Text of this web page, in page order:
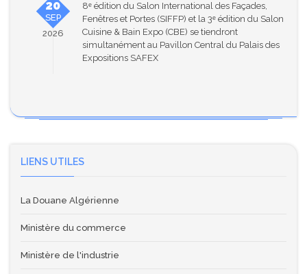
20
SEP
2026
8ᵉ édition du Salon International des Façades,
Fenêtres et Portes (SIFFP) et la 3ᵉ édition du Salon
Cuisine & Bain Expo (CBE) se tiendront
simultanément au Pavillon Central du Palais des
Expositions SAFEX
LIENS UTILES
La Douane Algérienne
Ministère du commerce
Ministère de l'industrie